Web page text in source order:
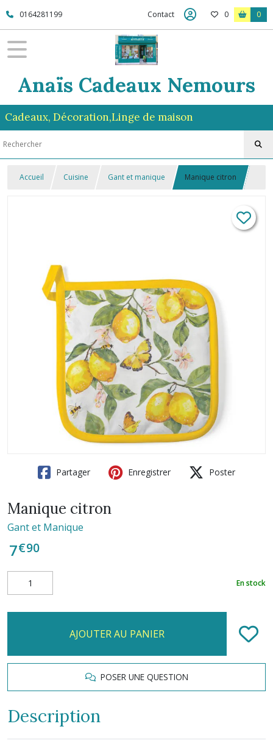
0164281199 Contact 0 0
Anaïs Cadeaux Nemours
Cadeaux, Décoration,Linge de maison
Accueil Cuisine Gant et manique Manique citron
Partager Enregistrer Poster
Manique citron
Gant et Manique
7€90
En stock
AJOUTER AU PANIER
POSER UNE QUESTION
Description